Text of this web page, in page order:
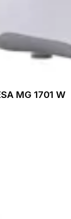
MG 1701 W